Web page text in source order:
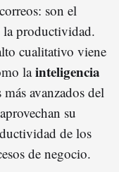
son el
la productividad.
cualitativo viene
lainteligencia
avanzados del
su
de los
de negocio.